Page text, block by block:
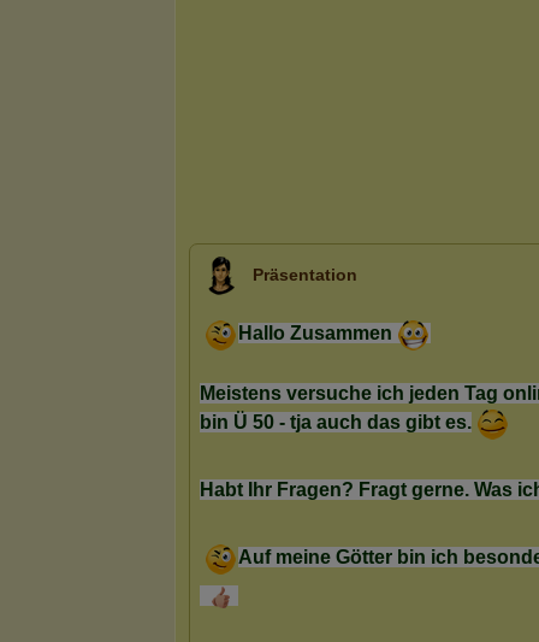
Präsentation